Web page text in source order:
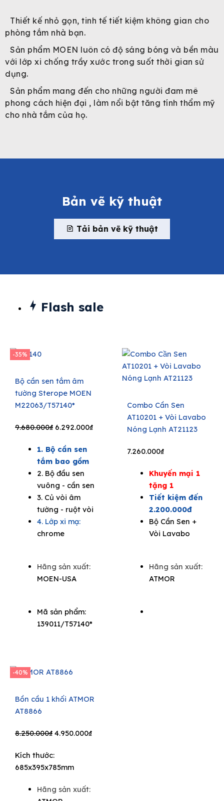
Thiết kế nhỏ gọn, tinh tế tiết kiệm không gian cho
phòng tắm nhà bạn.
Sản phẩm MOEN luôn có độ sáng bóng và bền màu
với lớp xi chống trầy xước trong suốt thời gian sử
dụng.
Sản phẩm mang đến cho những người đam mê
phong cách hiện đại , làm nổi bật tăng tính thẩm mỹ
cho nhà tắm của họ.
Bản vẽ kỹ thuật
Tải bản vẽ kỹ thuật
Flash sale
-35%
Bộ cần sen tắm âm
tường Sterope MOEN
M22063/T57140*
9.680.000₫ Original
was:
9.680.000₫.
6.292.000₫Current
1. Bộ cần sen
tắm bao gồm
2. Bộ đầu sen
vuông - cần sen
3. Củ vòi âm
tường - ruột vòi
4. Lớp xi mạ:
chrome
Hãng sản xuất:
MOEN-USA
Mã sản phẩm:
139011/T57140*
Combo Cần Sen
AT10201 + Vòi Lavabo
Nóng Lạnh AT21123
7.260.000₫
Khuyến mại 1
tặng 1
Tiết kiệm đến
2.200.000đ
Bộ Cần Sen +
Vòi Lavabo
Hãng sản xuất:
ATMOR
-40%
Bồn cầu 1 khối ATMOR
AT8866
8.250.000₫ Original
was:
8.250.000₫.
4.950.000₫Current
Kích thước:
685x395x785mm
Hãng sản xuất: